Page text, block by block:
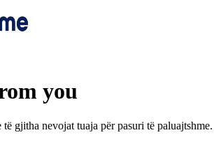
you
gjitha nevojat tuaja për pasuri të paluajtshme.